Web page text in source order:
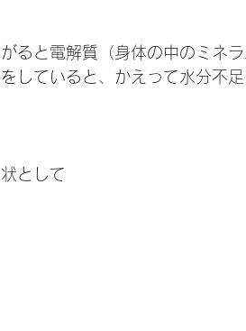
ると電解質（身体の中のミネ
していると、かえって水分不
として